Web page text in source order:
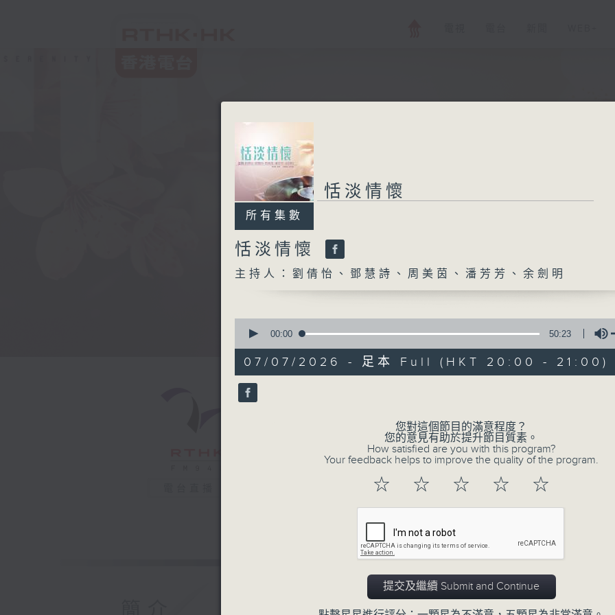
所有集數
恬淡情懷
所有集數
恬淡情懷
恬淡情懷
主持人：劉倩怡、鄧慧詩、周美茵、潘芳芳、余劍明
seconds
50
minutes,
23
seconds
90%
00:00 50:23
07/07/2026 - 足本 Full (HKT 20:00 - 21:00)
您對這個節目的滿意程度？
您的意見有助於提升節目質素。
How satisfied are you with this program?
Your feedback helps to improve the quality of the program.
☆ ☆ ☆ ☆ ☆
提交及繼續 Submit and Continue